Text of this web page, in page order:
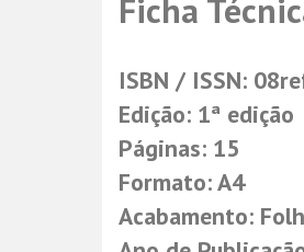
Ficha
ISBN / ISSN:
Edição: 1ª edição
Páginas: 15
Formato:A4
Acabamento: